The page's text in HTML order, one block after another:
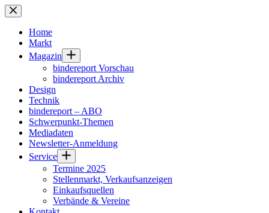
Zum
Inhalt
springenHome
Markt
Magazin
bindereport Vorschau
bindereport Archiv
Design
Technik
bindereport – ABO
Schwerpunkt-Themen
Mediadaten
Newsletter-Anmeldung
Service
Termine 2025
Stellenmarkt, Verkaufsanzeigen
Einkaufsquellen
Verbände & Vereine